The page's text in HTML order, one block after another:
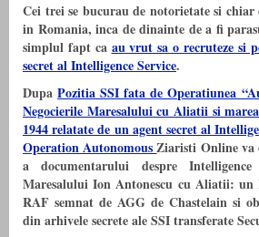
Cei trei se bucurau de notorietate si chiar
in Romania, inca de dinainte de a fi
simplul fapt ca au vrut sa o recruteze si
secret al Intelligence Service.
DupaPozitia SSI fata de Operatiunea
Negocierile Maresalului cu Aliatii si
1944 relatate de un agent secret al
Operation AutonomousZiaristi Online va
a documentarului despre
Maresalului Ion Antonescu cu Aliatii:un
RAF semnat de AGG de Chastelain si
din arhivele secrete ale SSI transferate